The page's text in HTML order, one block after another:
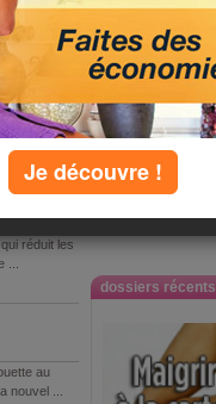
dossiers récents
réduit les
au
nouvel ...
Je découvre !